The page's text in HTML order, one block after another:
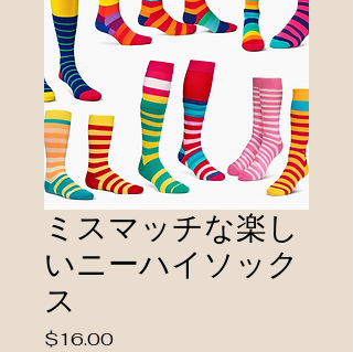
ミスマッチな楽し
いニーハイソック
ス
$16.00価格